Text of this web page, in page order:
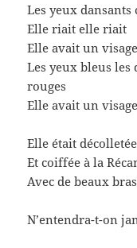
Les yeux dansants
Elle riait elle riait
Elle avait un
Les yeux bleus les
rouges
Elle avait un
Elle était
Et coiffée à la
Avec de beaux
N’entendra-t-on